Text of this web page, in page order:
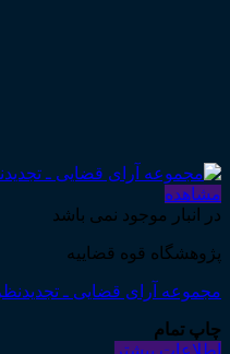
مشاهده
در انبار موجود نمی باشد
پژوهشگاه قوه قضاییه
مجموعه آرای قضایی ـ تجدیدنظر
چاپ تمام
اطلاعات بیشتر